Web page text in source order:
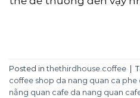
Posted inthethirdhouse.coffee
coffee shop da nang quan ca
nẵng quan cafe da nang quan